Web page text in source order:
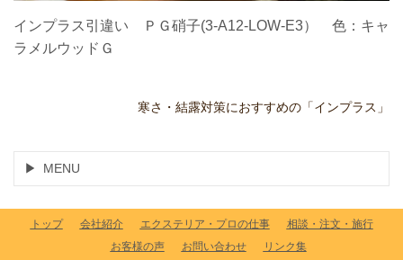
インプラス引違い ＰＧ硝子(3-A12-LOW-E3） 色：キャ
ラメルウッドＧ
寒さ・結露対策におすすめの「インプラス」
MENU
トップ 会社紹介 エクステリア・プロの仕事
相談・注文・施行
お客様の声
お問い合わせ リンク集